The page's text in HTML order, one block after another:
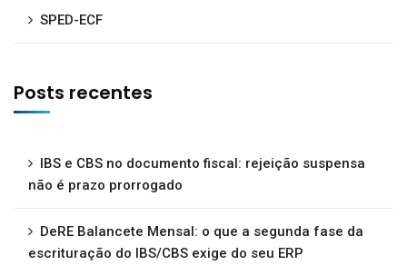
SPED-ECF
Posts recentes
IBS e CBS no documento fiscal: rejeição suspensa
não é prazo prorrogado
DeRE Balancete Mensal: o que a segunda fase da
escrituração do IBS/CBS exige do seu ERP